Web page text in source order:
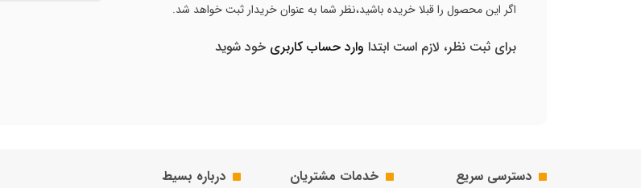
اگر این محصول را قبلا خریده باشید،نظر شما به عنوان خریدار ثبت خواهد شد.
برای ثبت نظر، لازم است ابتدا وارد حساب کاربری خود شوید
دسترسی سریع خدمات مشتریان درباره بسیط